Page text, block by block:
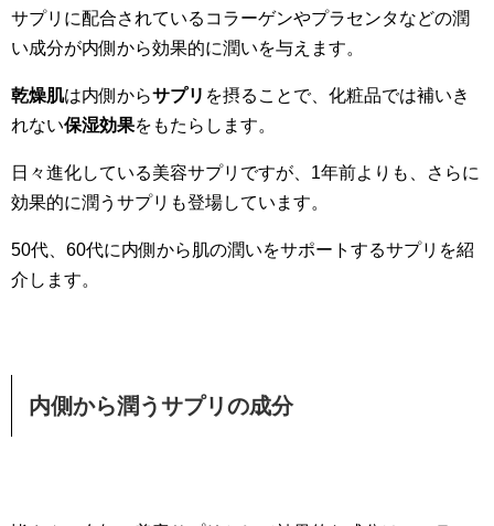
サプリに配合されているコラーゲンやプラセンタなどの潤
い成分が内側から効果的に潤いを与えます。
乾燥肌は内側からサプリ を摂ることで、化粧品では補いき
れない保湿効果をもたらします。
日々進化している美容サプリですが、1年前よりも、さらに
効果的に潤うサプリも登場しています。
50代、60代に内側から肌の潤いをサポートするサプリを紹
介します。
内側から潤うサプリの成分